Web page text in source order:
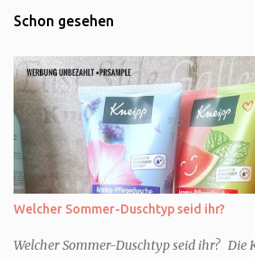
Schon gesehen
Welcher Sommer-Duschtyp seid ihr?
Welcher Sommer-Duschtyp seid ihr? Die